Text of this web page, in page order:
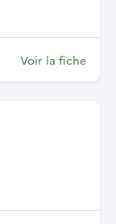
Voir la fiche